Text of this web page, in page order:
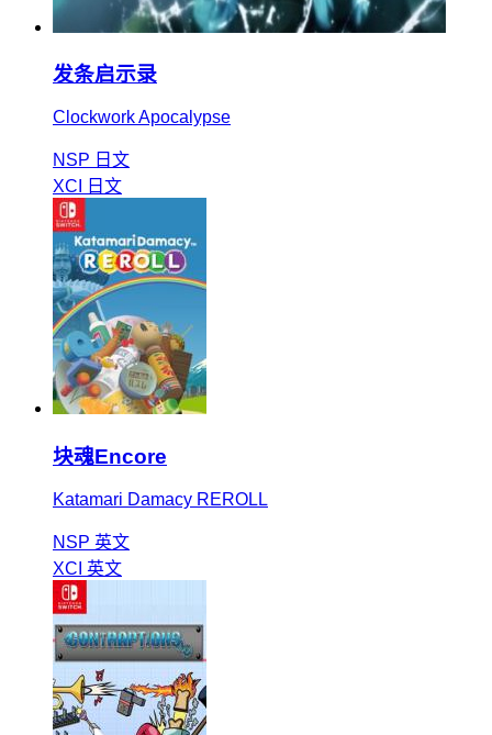
发条启示录
Clockwork Apocalypse
NSP 日文
XCI
日文
块魂Encore
Katamari Damacy REROLL
NSP 英文
XCI 英文